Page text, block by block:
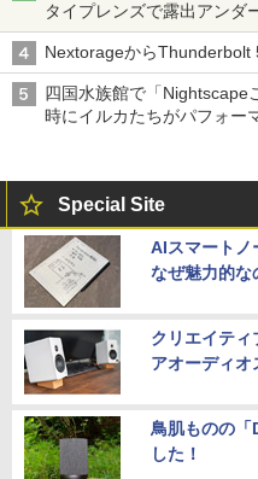
タイプレンズで露出アンダ
Nextorageから
四国水族館で「Nightscape
時にイルカたちがパフォー
Special Site
AIスマートノ
なぜ魅力的な
クリエイティ
アオーディオ
鳥肌ものの「
した！